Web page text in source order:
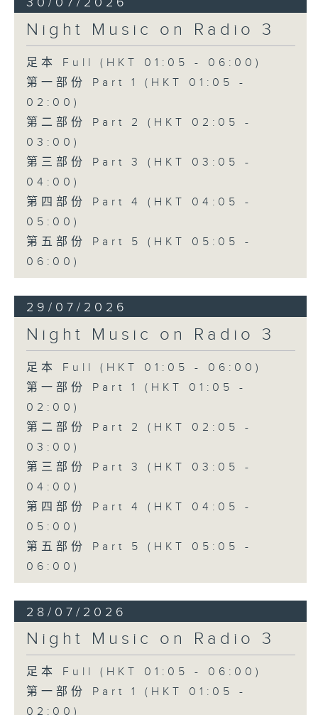
Night Music on Radio 3
足本 Full (HKT 01:05 - 06:00)
第一部份 Part 1 (HKT 01:05 -
02:00)
第二部份 Part 2 (HKT 02:05 -
03:00)
第三部份 Part 3 (HKT 03:05 -
04:00)
第四部份 Part 4 (HKT 04:05 -
05:00)
第五部份 Part 5 (HKT 05:05 -
06:00)
29/07/2026
Night Music on Radio 3
足本 Full (HKT 01:05 - 06:00)
第一部份 Part 1 (HKT 01:05 -
02:00)
第二部份 Part 2 (HKT 02:05 -
03:00)
第三部份 Part 3 (HKT 03:05 -
04:00)
第四部份 Part 4 (HKT 04:05 -
05:00)
第五部份 Part 5 (HKT 05:05 -
06:00)
28/07/2026
Night Music on Radio 3
足本 Full (HKT 01:05 - 06:00)
第一部份 Part 1 (HKT 01:05 -
02:00)